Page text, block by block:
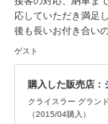
応していただき満足
後も長いお付き合い
ゲスト
購入した販売店：
クライスラー グラン
（2015/04購入）